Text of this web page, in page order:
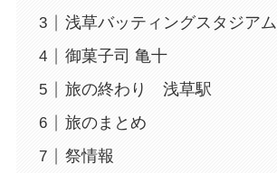
浅草バッティングスタジアム
御菓子司 亀十
旅の終わり 浅草駅
旅のまとめ
祭情報